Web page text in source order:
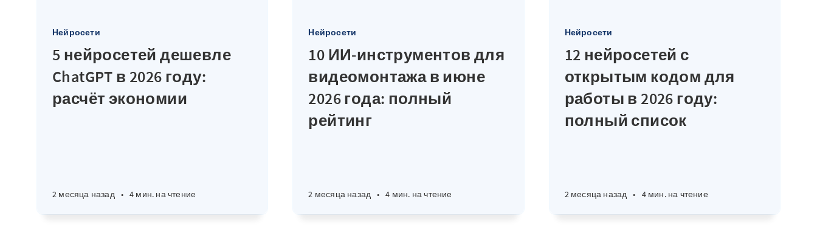
Нейросети
5 нейросетей дешевле
ChatGPT в 2026 году:
расчёт экономии
2 месяца назад • 4 мин. на чтение
Нейросети
10 ИИ-инструментов для
видеомонтажа в июне
2026 года: полный
рейтинг
2 месяца назад • 4 мин. на чтение
Нейросети
12 нейросетей с
открытым кодом для
работы в 2026 году:
полный список
2 месяца назад • 4 мин. на чтение